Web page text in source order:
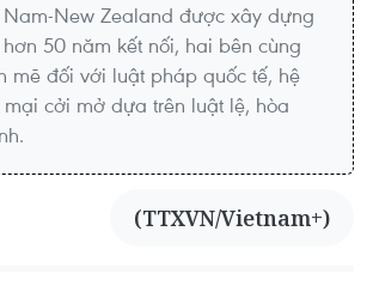
New Zealand được xây dựng
50 năm kết nối, hai bên cùng
mẽ đối với luật pháp quốc tế, hệ
cởi mở dựa trên luật lệ, hòa
(TTXVN/Vietnam+)